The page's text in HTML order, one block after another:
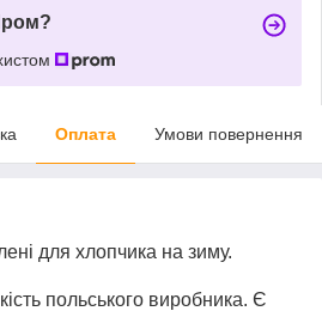
Оплата Умови повернення
для хлопчика на зиму.
виробника. Є